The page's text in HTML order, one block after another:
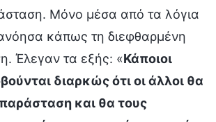
Μόνο μέσα από τα λόγια
κάπως τη διεφθαρμένη
Έλεγαν τα εξής: «Κάποιοι
διαρκώς ότι οι άλλοι θα
και θα τους